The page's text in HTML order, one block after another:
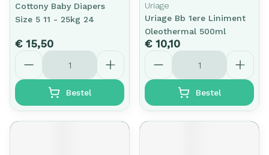
Cottony Baby Diapers
Size 5 11 - 25kg 24
€ 15,50
Aantal
Bestel
Uriage
Uriage Bb 1ere Liniment
Oleothermal 500ml
€ 10,10
Aantal
Bestel